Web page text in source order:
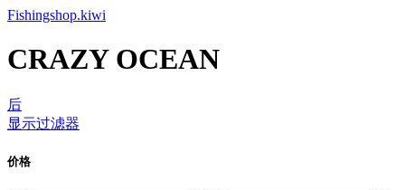
Fishingshop.kiwi
CRAZY OCEAN
后
显示过滤器
价格